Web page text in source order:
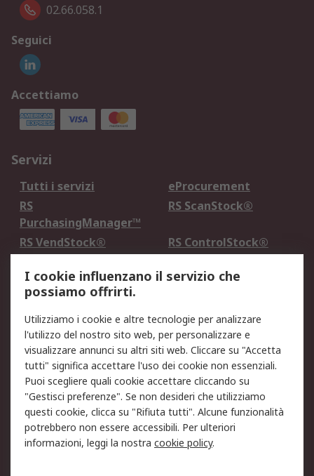
02.66.058.1
Seguici
Accettiamo
Servizi
Tutti i servizi
eProcurement
RS
PurchasingManager™
RS ScanStock®
RS VendStock®
RS ControlStock®
Legale
Informativa Cookie
Informativa Privacy -
Aggiornata
Email Security
Termini d'uso
Condizioni di vendita
Condizioni generali di
servizio
Etica e responsabilità
Chi Siamo
I cookie influenzano il servizio che
possiamo offrirti.
Utilizziamo i cookie e altre tecnologie per analizzare
l'utilizzo del nostro sito web, per personalizzare e
visualizzare annunci su altri siti web. Cliccare su "Accetta
tutti" significa accettare l'uso dei cookie non essenziali.
Puoi scegliere quali cookie accettare cliccando su
"Gestisci preferenze". Se non desideri che utilizziamo
questi cookie, clicca su "Rifiuta tutti". Alcune funzionalità
potrebbero non essere accessibili. Per ulteriori
informazioni, leggi la nostra cookie policy.